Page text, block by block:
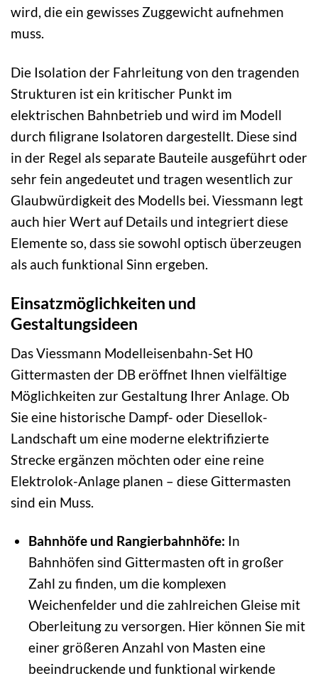
wird, die ein gewisses Zuggewicht aufnehmen
muss.
Die Isolation der Fahrleitung von den tragenden
Strukturen ist ein kritischer Punkt im
elektrischen Bahnbetrieb und wird im Modell
durch filigrane Isolatoren dargestellt. Diese sind
in der Regel als separate Bauteile ausgeführt oder
sehr fein angedeutet und tragen wesentlich zur
Glaubwürdigkeit des Modells bei. Viessmann legt
auch hier Wert auf Details und integriert diese
Elemente so, dass sie sowohl optisch überzeugen
als auch funktional Sinn ergeben.
Einsatzmöglichkeiten und
Gestaltungsideen
Das Viessmann Modelleisenbahn-Set H0
Gittermasten der DB eröffnet Ihnen vielfältige
Möglichkeiten zur Gestaltung Ihrer Anlage. Ob
Sie eine historische Dampf- oder Diesellok-
Landschaft um eine moderne elektrifizierte
Strecke ergänzen möchten oder eine reine
Elektrolok-Anlage planen – diese Gittermasten
sind ein Muss.
Bahnhöfe und Rangierbahnhöfe: In
Bahnhöfen sind Gittermasten oft in großer
Zahl zu finden, um die komplexen
Weichenfelder und die zahlreichen Gleise mit
Oberleitung zu versorgen. Hier können Sie mit
einer größeren Anzahl von Masten eine
beeindruckende und funktional wirkende